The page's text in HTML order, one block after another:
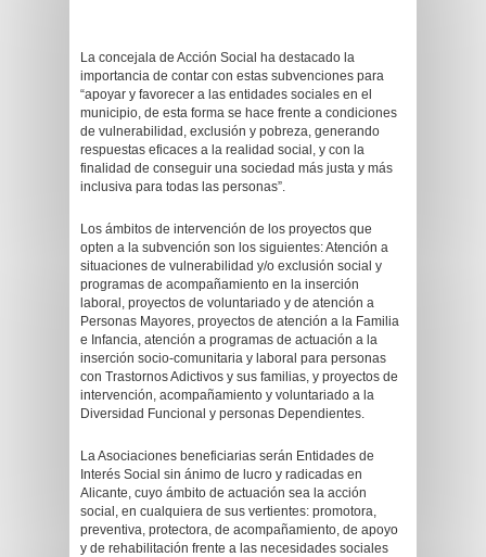
La concejala de Acción Social ha destacado la
importancia de contar con estas subvenciones para
“apoyar y favorecer a las entidades sociales en el
municipio, de esta forma se hace frente a condiciones
de vulnerabilidad, exclusión y pobreza, generando
respuestas eficaces a la realidad social, y con la
finalidad de conseguir una sociedad más justa y más
inclusiva para todas las personas”.
Los ámbitos de intervención de los proyectos que
opten a la subvención son los siguientes: Atención a
situaciones de vulnerabilidad y/o exclusión social y
programas de acompañamiento en la inserción
laboral, proyectos de voluntariado y de atención a
Personas Mayores, proyectos de atención a la Familia
e Infancia, atención a programas de actuación a la
inserción socio-comunitaria y laboral para personas
con Trastornos Adictivos y sus familias, y proyectos de
intervención, acompañamiento y voluntariado a la
Diversidad Funcional y personas Dependientes.
La Asociaciones beneficiarias serán Entidades de
Interés Social sin ánimo de lucro y radicadas en
Alicante, cuyo ámbito de actuación sea la acción
social, en cualquiera de sus vertientes: promotora,
preventiva, protectora, de acompañamiento, de apoyo
y de rehabilitación frente a las necesidades sociales